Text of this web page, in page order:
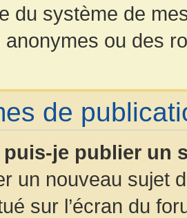
du système de
anonymes ou des
de
puis-je publier un
un nouveau sujet
sur l’écran du